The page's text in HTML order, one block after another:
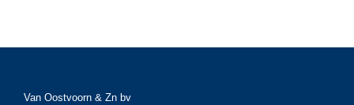
Van Oostvoorn & Zn bv